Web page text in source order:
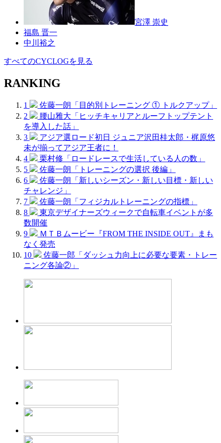
宮澤 崇史
福島 晋一
中川裕之
すべてのCYCLOGを見る
RANKING
1
佐藤一朗「目的別トレーニング ① トルクアップ」
2
腰山雅大「ヒッチキャリアとルーフトップテント
を導入した話」
3
アジア選ロード初日 ジュニア沢田桂太郎・梶原悠
未が揃ってアジア王者に！
4
栗村修「ロードレースで生活している人の数」
5
佐藤一朗「トレーニングの選択 後編」
6
佐藤一朗「新しいシーズン・新しい目標・新しい
チャレンジ」
7
佐藤一朗「フィジカルトレーニングの指標」
8
東京デザイナーズウィークで自転車イベントが多
数開催
9
ＭＴＢムービー『FROM THE INSIDE OUT』まも
なく発売
10
佐藤一郎「ダッシュ力向上に必要な要素・トレー
ニング各論②」